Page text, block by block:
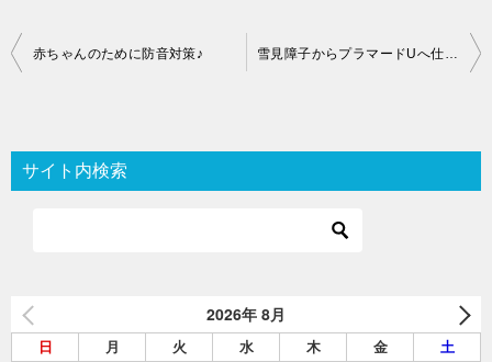
投
ビ
ゲ
ン
赤ちゃんのために防音対策♪
サイト内検索
2026年 8月
日 月 火 水 木 金 土